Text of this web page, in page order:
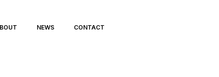
NEWS CONTACT